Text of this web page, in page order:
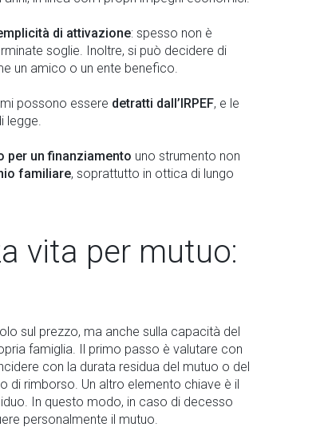
di attivazione: spesso non è
soglie. Inoltre, si può decidere di
un amico o un ente benefico.
possono essere detratti dall’IRPEF, e le
legge.
per un finanziamento uno strumento non
familiare, soprattutto in ottica di lungo
vita per mutuo:
sul prezzo, ma anche sulla capacità del
famiglia. Il primo passo è valutare con
con la durata residua del mutuo o del
di rimborso. Un altro elemento chiave è il
In questo modo, in caso di decesso
personalmente il mutuo.